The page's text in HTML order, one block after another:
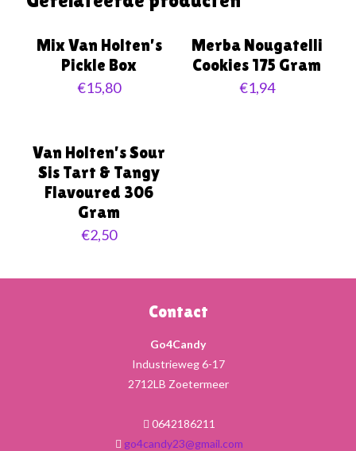
Mix Van Holten’s
Pickle Box
€15,80
Merba Nougatelli
Cookies 175 Gram
€1,94
Van Holten’s Sour
Sis Tart & Tangy
Flavoured 306
Gram
€2,50
Contact
Go4Candy
Industrieweg 6-17
2712LB Zoetermeer
0642186211
go4candy23@gmail.com